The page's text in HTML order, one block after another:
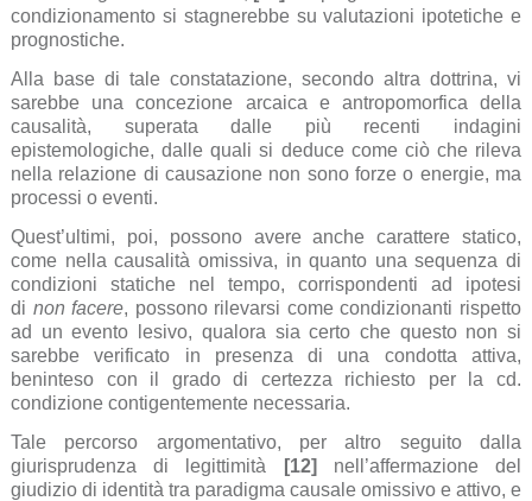
condizionamento si stagnerebbe su valutazioni ipotetiche e
prognostiche.
Alla base di tale constatazione, secondo altra dottrina, vi
sarebbe una concezione arcaica e antropomorfica della
causalità, superata dalle più recenti indagini
epistemologiche, dalle quali si deduce come ciò che rileva
nella relazione di causazione non sono forze o energie, ma
processi o eventi.
Quest’ultimi, poi, possono avere anche carattere statico,
come nella causalità omissiva, in quanto una sequenza di
condizioni statiche nel tempo, corrispondenti ad ipotesi
di non facere, possono rilevarsi come condizionanti rispetto
ad un evento lesivo, qualora sia certo che questo non si
sarebbe verificato in presenza di una condotta attiva,
beninteso con il grado di certezza richiesto per la cd.
condizione contigentemente necessaria.
Tale percorso argomentativo, per altro seguito dalla
giurisprudenza di legittimità
[12] nell’affermazione del
giudizio di identità tra paradigma causale omissivo e attivo, e